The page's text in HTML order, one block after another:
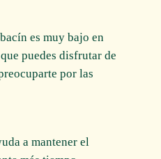
es muy bajo en
puedes disfrutar de
por las
a mantener el